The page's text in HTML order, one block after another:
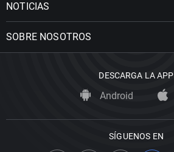
NOTICIAS
SOBRE NOSOTROS
DESCARGA LA APP
Android
SÍGUENOS EN